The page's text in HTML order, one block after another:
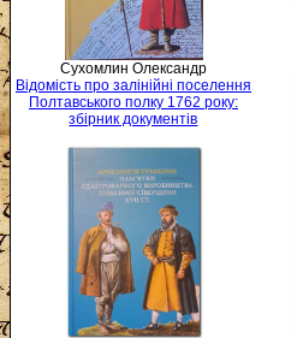
Сухомлин Олександр
Відомість про залінійні поселення
Полтавського полку 1762 року:
збірник документів